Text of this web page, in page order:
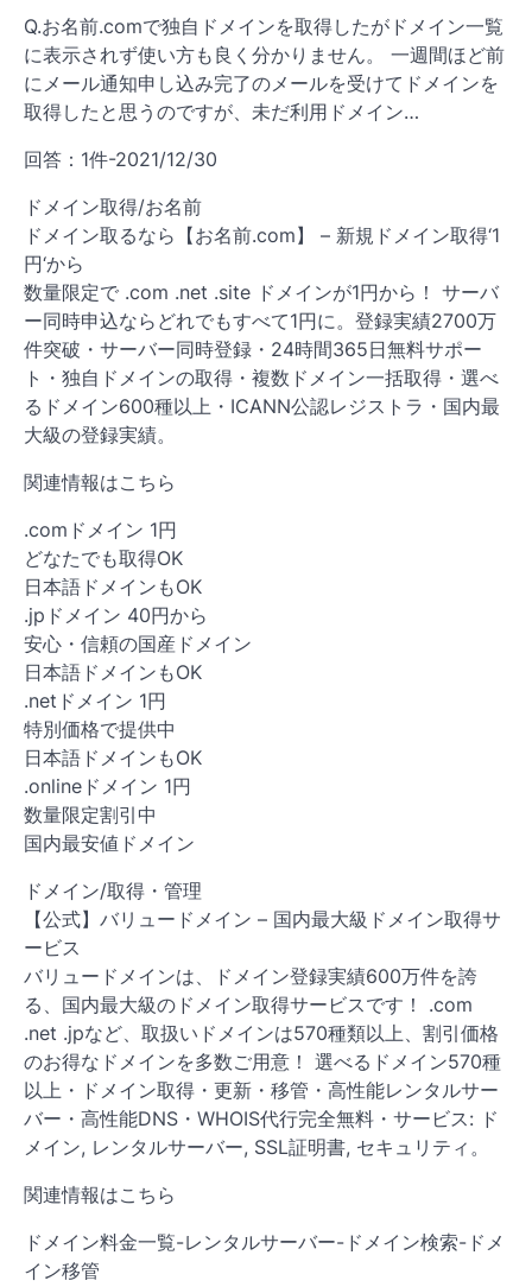
Q.お名前.comで独自ドメインを取得したがドメイン一覧
に表示されず使い方も良く分かりません。 一週間ほど前
にメール通知申し込み完了のメールを受けてドメインを
取得したと思うのですが、未だ利用ドメイン…
回答：1件-2021/12/30
ドメイン取得/お名前
ドメイン取るなら【お名前.com】 – 新規ドメイン取得‘1
円‘から
数量限定で .com .net .site ドメインが1円から！ サーバ
ー同時申込ならどれでもすべて1円に。登録実績2700万
件突破・サーバー同時登録・24時間365日無料サポー
ト・独自ドメインの取得・複数ドメイン一括取得・選べ
るドメイン600種以上・ICANN公認レジストラ・国内最
大級の登録実績。
関連情報はこちら
.comドメイン 1円
どなたでも取得OK
日本語ドメインもOK
.jpドメイン 40円から
安心・信頼の国産ドメイン
日本語ドメインもOK
.netドメイン 1円
特別価格で提供中
日本語ドメインもOK
.onlineドメイン 1円
数量限定割引中
国内最安値ドメイン
ドメイン/取得・管理
【公式】バリュードメイン – 国内最大級ドメイン取得サ
ービス
バリュードメインは、ドメイン登録実績600万件を誇
る、国内最大級のドメイン取得サービスです！ .com
.net .jpなど、取扱いドメインは570種類以上、割引価格
のお得なドメインを多数ご用意！ 選べるドメイン570種
以上・ドメイン取得・更新・移管・高性能レンタルサー
バー・高性能DNS・WHOIS代行完全無料・サービス: ド
メイン, レンタルサーバー, SSL証明書, セキュリティ。
関連情報はこちら
ドメイン料金一覧-レンタルサーバー-ドメイン検索-ドメ
イン移管